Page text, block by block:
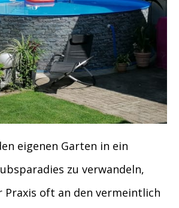
eigenen Garten in ein
zu verwandeln,
Praxis oft an den vermeintlich